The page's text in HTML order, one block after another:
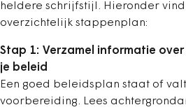
heldere schrijfstijl. Hieronder
overzichtelijk stappenplan:
Stap 1: Verzamel informatie
je beleid
Een goed beleidsplan staat of
voorbereiding. Lees